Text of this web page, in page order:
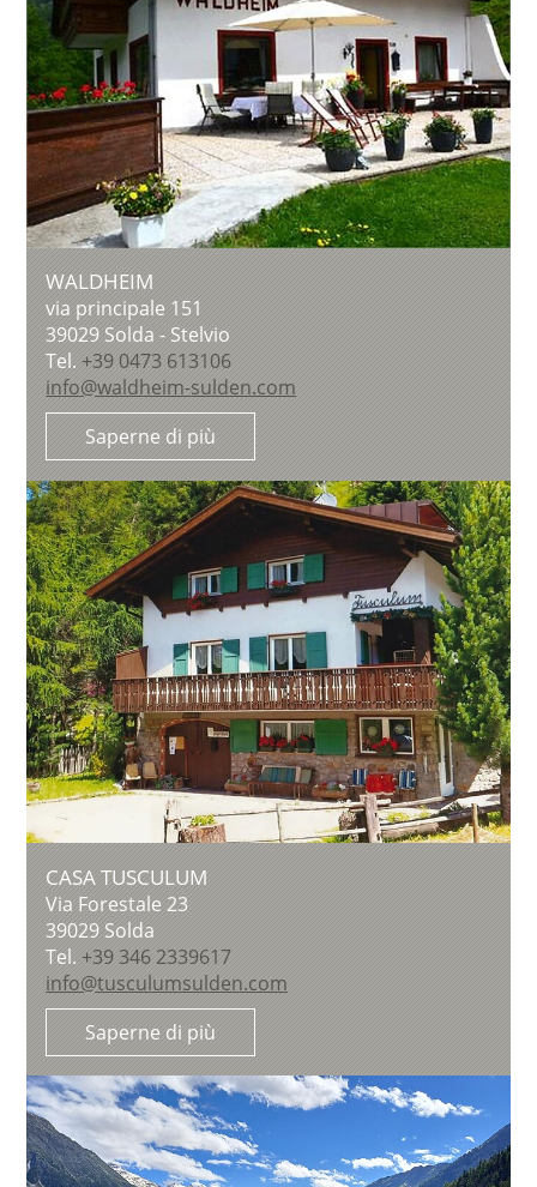
WALDHEIM
via principale 151
39029Solda - Stelvio
Tel.+39 0473 613106
info@waldheim-sulden.com
Saperne di più
CASA TUSCULUM
Via Forestale 23
39029Solda
Tel.+39 346 2339617
info@tusculumsulden.com
Saperne di più